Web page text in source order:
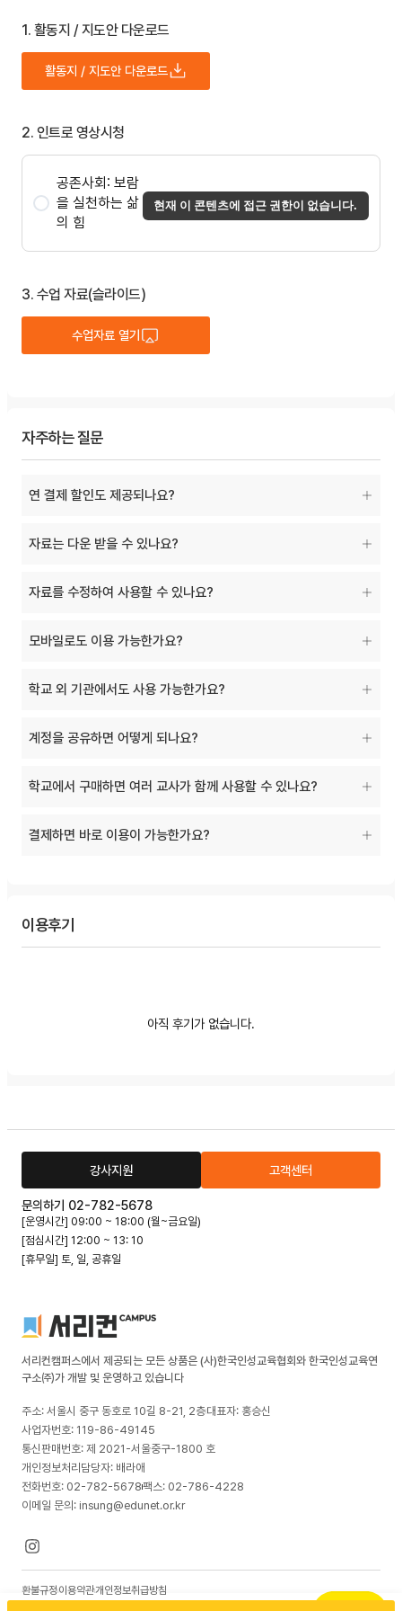
1. 활동지 / 지도안 다운로드
활동지 / 지도안 다운로드
2. 인트로 영상시청
공존사회: 보람
을 실천하는 삶
의 힘
현재 이 콘텐츠에 접근 권한이 없습니다.
3. 수업 자료(슬라이드)
수업자료 열기
자주하는 질문
연 결제 할인도 제공되나요?
자료는 다운 받을 수 있나요?
자료를 수정하여 사용할 수 있나요?
모바일로도 이용 가능한가요?
학교 외 기관에서도 사용 가능한가요?
계정을 공유하면 어떻게 되나요?
학교에서 구매하면 여러 교사가 함께 사용할 수 있나요?
결제하면 바로 이용이 가능한가요?
이용후기
아직 후기가 없습니다.
강사지원 고객센터
문의하기 02-782-5678
[운영시간] 09:00 ~ 18:00 (월~금요일)
[점심시간] 12:00 ~ 13: 10
[휴무일] 토, 일, 공휴일
서리컨캠퍼스에서 제공되는 모든 상품은 (사)한국인성교육협회와 한국인성교육연
구소㈜가 개발 및 운영하고 있습니다
주소: 서울시 중구 동호로 10길 8-21, 2층대표자: 홍승신
사업자번호: 119-86-49145
통신판매번호: 제 2021-서울중구-1800 호
개인정보처리담당자: 배라애
전화번호: 02-782-5678팩스: 02-786-4228
이메일 문의: insung@edunet.or.kr
환불규정 이용약관개인정보취급방침